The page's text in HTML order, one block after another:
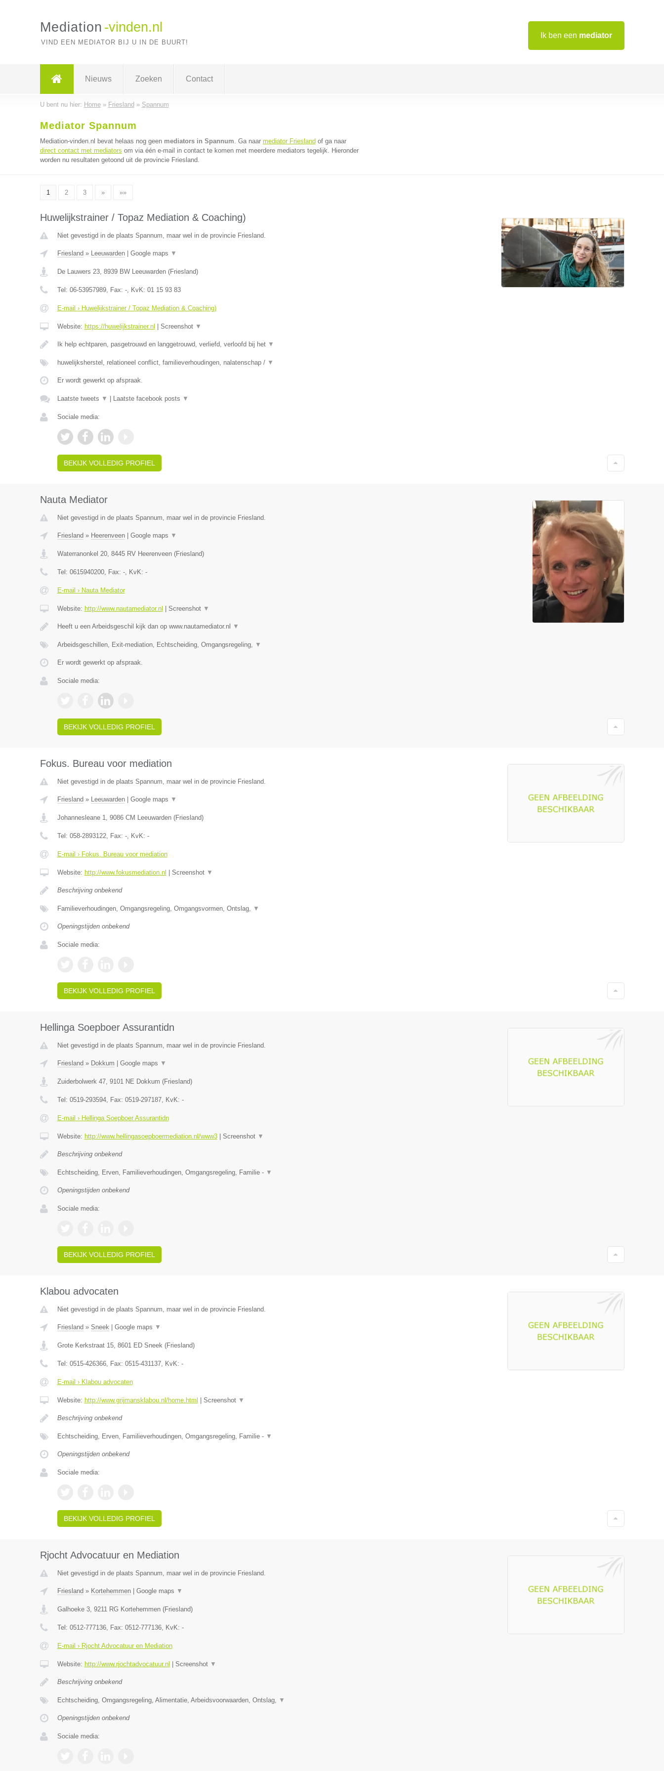
Ik ben een mediator
Mediation -vinden.nl
VIND EEN MEDIATOR BIJ U IN DE BUURT!
Nieuws Zoeken Contact
U bent nu hier: Home» Friesland » Spannum
Mediator Spannum
Mediation-vinden.nl bevat helaas nog geen mediators in Spannum. Ga naar mediator Friesland of ga naar
direct contact met mediators om via één e-mail in contact te komen met meerdere mediators tegelijk. Hieronder
worden nu resultaten getoond uit de provincie Friesland.
1 2 3 » »»
Huwelijkstrainer / Topaz Mediation & Coaching)
Niet gevestigd in de plaats Spannum, maar wel in de provincie Friesland.
Friesland » Leeuwarden| Google maps ▼
De Lauwers 23, 8939 BW Leeuwarden(Friesland)
Tel: 06-53957989, Fax: -, KvK: 01 15 93 83
E-mail › Huwelijkstrainer / Topaz Mediation & Coaching)
Website: https://huwelijkstrainer.nl Screenshot ▼
Ik help echtparen, pasgetrouwd en langgetrouwd, verliefd, verloofd bij het ▼
huwelijksherstel, relationeel conflict, familieverhoudingen, nalatenschap / ▼
Er wordt gewerkt op afspraak.
Laatste tweets ▼ Laatste facebook posts ▼
Sociale media:
BEKIJK VOLLEDIG PROFIEL
Nauta Mediator
Niet gevestigd in de plaats Spannum, maar wel in de provincie Friesland.
Friesland » Heerenveen| Google maps ▼
Waterranonkel 20, 8445 RV Heerenveen(Friesland)
Tel: 0615940200, Fax: -, KvK: -
E-mail › Nauta Mediator
Website: http://www.nautamediator.nl Screenshot ▼
Heeft u een Arbeidsgeschil kijk dan op www.nautamediator.nl ▼
Arbeidsgeschillen, Exit-mediation, Echtscheiding, Omgangsregeling, ▼
Er wordt gewerkt op afspraak.
Sociale media:
BEKIJK VOLLEDIG PROFIEL
Fokus. Bureau voor mediation
Niet gevestigd in de plaats Spannum, maar wel in de provincie Friesland.
Friesland » Leeuwarden| Google maps ▼
Johannesleane 1, 9086 CM Leeuwarden(Friesland)
Tel: 058-2893122, Fax: -, KvK: -
E-mail › Fokus. Bureau voor mediation
Website: http://www.fokusmediation.nl Screenshot ▼
Beschrijving onbekend
Familieverhoudingen, Omgangsregeling, Omgangsvormen, Ontslag, ▼
Openingstijden onbekend
Sociale media:
BEKIJK VOLLEDIG PROFIEL
Hellinga Soepboer Assurantidn
Niet gevestigd in de plaats Spannum, maar wel in de provincie Friesland.
Friesland » Dokkum Google maps ▼
Zuiderbolwerk 47, 9101 NE Dokkum (Friesland)
Tel: 0519-293594, Fax: 0519-297187, KvK: -
E-mail › Hellinga Soepboer Assurantidn
Website: http://www.hellingasoepboermediation.nl/www3| Screenshot ▼
Beschrijving onbekend
Echtscheiding, Erven, Familieverhoudingen, Omgangsregeling, Familie - ▼
Openingstijden onbekend
Sociale media:
BEKIJK VOLLEDIG PROFIEL
Klabou advocaten
Niet gevestigd in de plaats Spannum, maar wel in de provincie Friesland.
Friesland » Sneek| Google maps ▼
Grote Kerkstraat 15, 8601 ED Sneek(Friesland)
Tel: 0515-426366, Fax: 0515-431137, KvK: -
E-mail › Klabou advocaten
Website: http://www.grijmansklabou.nl/home.html Screenshot ▼
Beschrijving onbekend
Echtscheiding, Erven, Familieverhoudingen, Omgangsregeling, Familie - ▼
Openingstijden onbekend
Sociale media:
BEKIJK VOLLEDIG PROFIEL
Rjocht Advocatuur en Mediation
Niet gevestigd in de plaats Spannum, maar wel in de provincie Friesland.
Friesland » Kortehemmen| Google maps ▼
Galhoeke 3, 9211 RG Kortehemmen(Friesland)
Tel: 0512-777136, Fax: 0512-777136, KvK: -
E-mail › Rjocht Advocatuur en Mediation
Website: http://www.rjochtadvocatuur.nl Screenshot ▼
Beschrijving onbekend
Echtscheiding, Omgangsregeling, Alimentatie, Arbeidsvoorwaarden, Ontslag, ▼
Openingstijden onbekend
Sociale media: